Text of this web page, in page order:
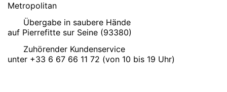
Metropolitan
Übergabe in saubere Hände
auf Pierrefitte sur Seine (93380)
Zuhörender Kundenservice
unter +33 6 67 66 11 72 (von 10 bis 19 Uhr)